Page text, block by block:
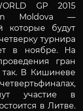
GP 2015
in Moldova —
которые будут
турнира
в ноябре. На
гран
В Кишиневе
участие в
в Литве.